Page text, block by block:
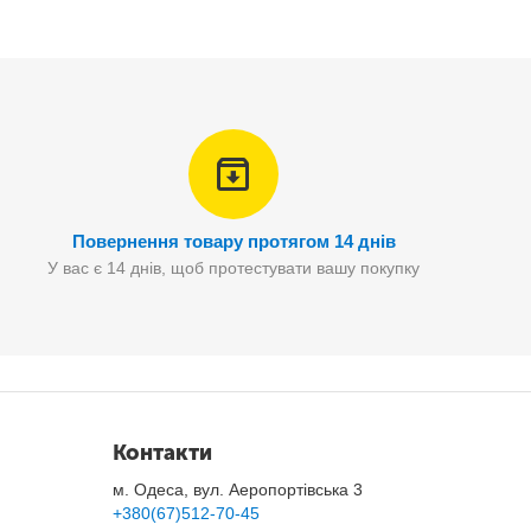
Повернення товару протягом 14 днів
У вас є 14 днів, щоб протестувати вашу покупку
Контакти
м. Одеса, вул. Аеропортівська 3
+380(67)512-70-45